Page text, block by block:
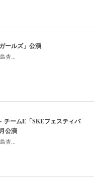
ールズ」公演
杏...
チームE「SKEフェスティバ
公演
杏...